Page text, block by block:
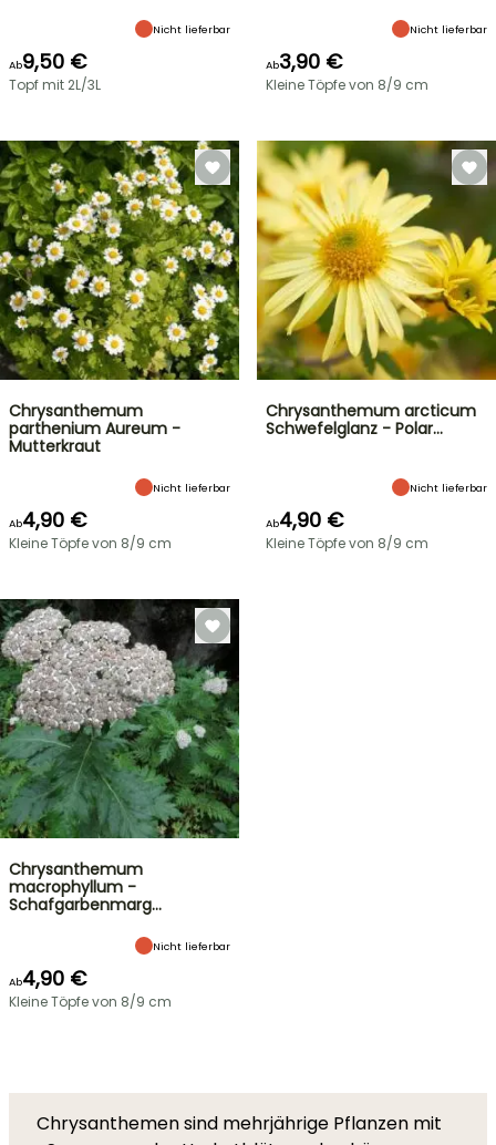
Nicht lieferbar
Ab9,50 €
Topf mit 2L/3L
Nicht lieferbar
Ab3,90 €
Kleine Töpfe von 8/9 cm
Chrysanthemum
parthenium Aureum -
Mutterkraut
Nicht lieferbar
Ab4,90 €
Kleine Töpfe von 8/9 cm
Chrysanthemum arcticum
Schwefelglanz - Polar…
Nicht lieferbar
Ab4,90 €
Kleine Töpfe von 8/9 cm
Chrysanthemum
macrophyllum -
Schafgarbenmarg…
Nicht lieferbar
Ab4,90 €
Kleine Töpfe von 8/9 cm
Chrysanthemen sind mehrjährige Pflanzen mit